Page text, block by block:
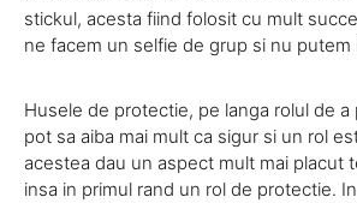
stickul, acesta fiind folosit cu mult
ne facem un selfie de grup si nu putem
Husele de protectie, pe langa rolul de
pot sa aiba mai mult ca sigur si un rol
acestea dau un aspect mult mai placut
insa in primul rand un rol de protectie.